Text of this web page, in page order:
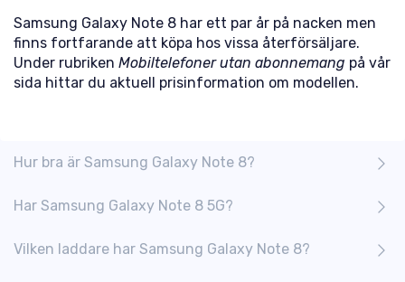
Samsung Galaxy Note 8 har ett par år på nacken men
finns fortfarande att köpa hos vissa återförsäljare.
Under rubriken Mobiltelefoner utan abonnemang på vår
sida hittar du aktuell prisinformation om modellen.
Hur bra är Samsung Galaxy Note 8?
Har Samsung Galaxy Note 8 5G?
Vilken laddare har Samsung Galaxy Note 8?